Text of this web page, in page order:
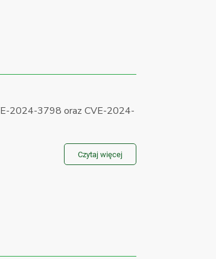
2024-3798 oraz CVE-2024-
Czytaj więcej